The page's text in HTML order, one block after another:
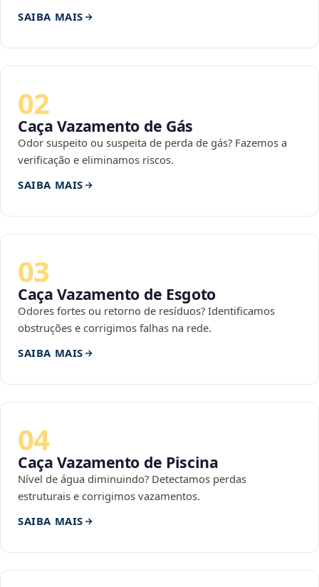
SAIBA MAIS
02
Caça Vazamento de Gás
Odor suspeito ou suspeita de perda de gás? Fazemos a
verificação e eliminamos riscos.
SAIBA MAIS
03
Caça Vazamento de Esgoto
Odores fortes ou retorno de resíduos? Identificamos
obstruções e corrigimos falhas na rede.
SAIBA MAIS
04
Caça Vazamento de Piscina
Nível de água diminuindo? Detectamos perdas
estruturais e corrigimos vazamentos.
SAIBA MAIS